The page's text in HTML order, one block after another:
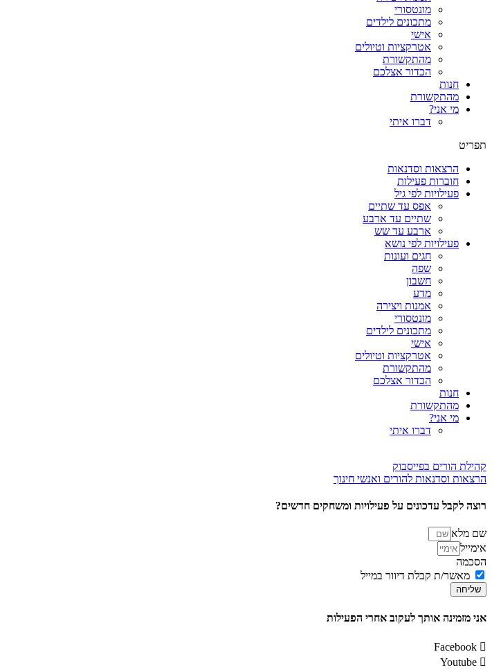
מונטסורי
מתכונים לילדים
אישי
אטרקציות וטיולים
מהתקשורת
הכדור אצלכם
חנות
מהתקשורת
מי אני?
דברו איתי
תפריט
הרצאות וסדנאות
חוברות פעילות
פעילויות לפי גיל
אפס עד שתיים
שתיים עד ארבע
ארבע עד שש
פעילויות לפי נושא
חגים ועונות
שפה
חשבון
מדע
אמנות ויצירה
מונטסורי
מתכונים לילדים
אישי
אטרקציות וטיולים
מהתקשורת
הכדור אצלכם
חנות
מהתקשורת
מי אני?
דברו איתי
קהילת הורים בפייסבוק
הרצאות וסדנאות להורים ואנשי חינוך
רוצה לקבל עדכונים על פעילויות ומשחקים חדשים?
שם מלא
אימייל
הסכמה
מאשר/ת קבלת דיוור במייל
שליחה
אני מזמינה אותך לעקוב אחרי הפעילות
Facebook
Youtube